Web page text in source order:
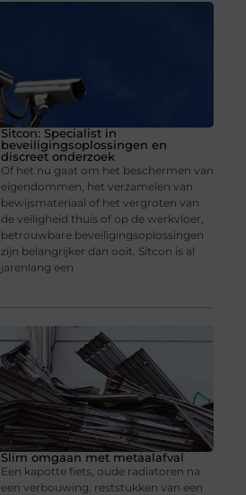
Sitcon: Specialist in
beveiligingsoplossingen en
discreet onderzoek
Of het nu gaat om het beschermen van
eigendommen, het verzamelen van
bewijsmateriaal of het vergroten van
de veiligheid thuis of op de werkvloer,
betrouwbare beveiligingsoplossingen
zijn belangrijker dan ooit. Sitcon is al
jarenlang een
Slim omgaan met metaalafval
Een kapotte fiets, oude radiatoren na
een verbouwing, reststukken van een